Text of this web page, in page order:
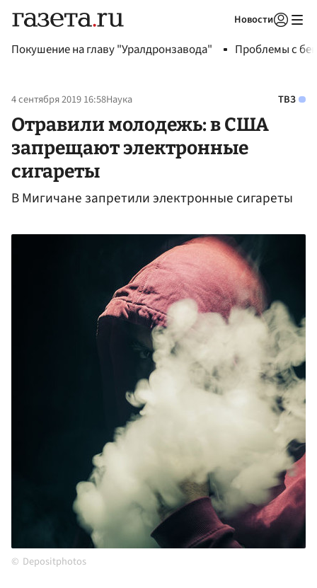
Новости
Покушение на главу "Уралдронзавода" Проблемы с
4 сентября 2019 16:58Наука ТВЗ
Отравили молодежь: в США
запрещают электронные
сигареты
В Мигичане запретили электронные сигареты
Depositphotos